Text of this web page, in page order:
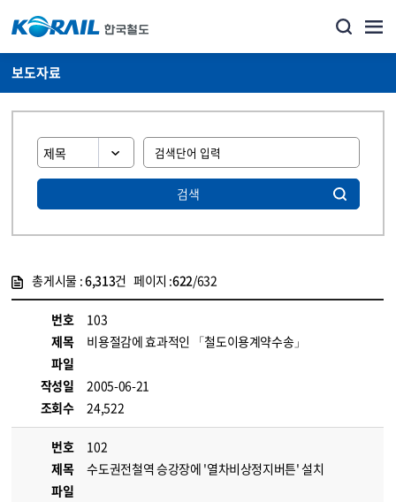
보도자료
검색
총게시물 :6,313건 페이지 :622/632
번호
103
제목
비용절감에 효과적인 「철도이용계약수송」
파일
작성일
2005-06-21
조회수
24,522
번호
102
제목
수도권전철역 승강장에 '열차비상정지버튼' 설치
파일